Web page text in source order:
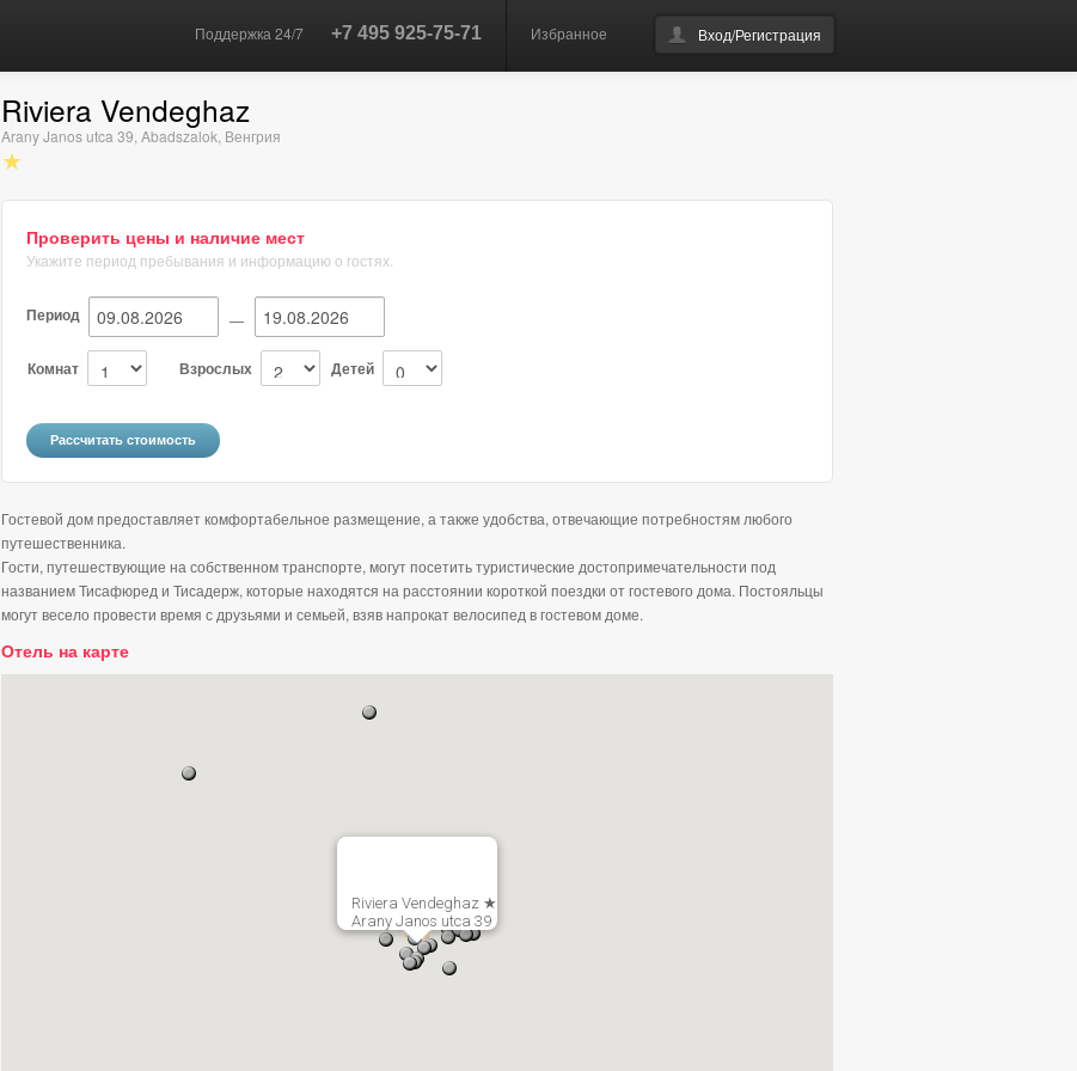
Избранное Вход/Регистрация
Поддержка 24/7 +7 495 925-75-71
Riviera Vendeghaz
Arany Janos utca 39 Abadszalok Венгрия
★
Проверить цены и наличие мест
Укажите период пребывания и информацию о гостях.
Период —
Комнат Взрослых Детей
Гостевой дом предоставляет комфортабельное размещение, а также удобства, отвечающие потребностям любого
путешественника.
Гости, путешествующие на собственном транспорте, могут посетить туристические достопримечательности под
названием Тисафюред и Тисадерж, которые находятся на расстоянии короткой поездки от гостевого дома. Постояльцы
могут весело провести время с друзьями и семьей, взяв напрокат велосипед в гостевом доме.
Отель на карте
Riviera Vendeghaz ★
Arany Janos utca 39